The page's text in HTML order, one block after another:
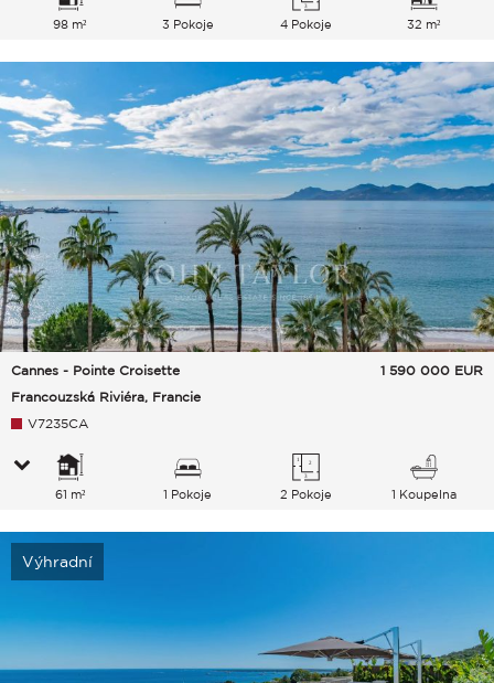
98 m² 3 Pokoje 4 Pokoje 32 m²
Cannes - Pointe Croisette
Francouzská Riviéra, Francie
1 590 000 EUR
V7235CA
61 m² 1 Pokoje 2 Pokoje 1 Koupelna
Výhradní